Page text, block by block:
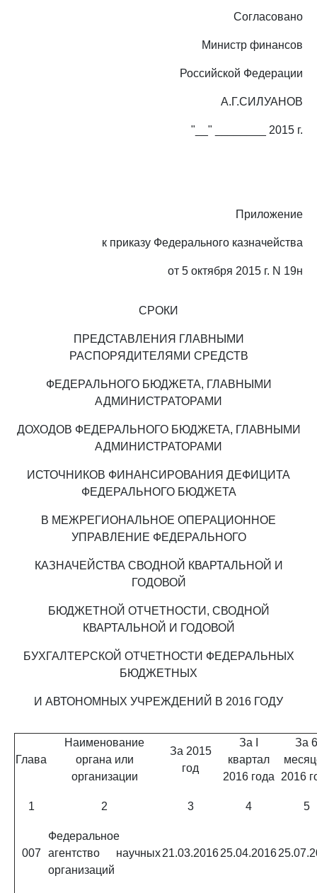
Согласовано
Министр финансов
Российской Федерации
А.Г.СИЛУАНОВ
"__" ________ 2015 г.
Приложение
к приказу Федерального казначейства
от 5 октября 2015 г. N 19н
СРОКИ
ПРЕДСТАВЛЕНИЯ ГЛАВНЫМИ
РАСПОРЯДИТЕЛЯМИ СРЕДСТВ
ФЕДЕРАЛЬНОГО БЮДЖЕТА, ГЛАВНЫМИ
АДМИНИСТРАТОРАМИ
ДОХОДОВ ФЕДЕРАЛЬНОГО БЮДЖЕТА, ГЛАВНЫМИ
АДМИНИСТРАТОРАМИ
ИСТОЧНИКОВ ФИНАНСИРОВАНИЯ ДЕФИЦИТА
ФЕДЕРАЛЬНОГО БЮДЖЕТА
В МЕЖРЕГИОНАЛЬНОЕ ОПЕРАЦИОННОЕ
УПРАВЛЕНИЕ ФЕДЕРАЛЬНОГО
КАЗНАЧЕЙСТВА СВОДНОЙ КВАРТАЛЬНОЙ И
ГОДОВОЙ
БЮДЖЕТНОЙ ОТЧЕТНОСТИ, СВОДНОЙ
КВАРТАЛЬНОЙ И ГОДОВОЙ
БУХГАЛТЕРСКОЙ ОТЧЕТНОСТИ ФЕДЕРАЛЬНЫХ
БЮДЖЕТНЫХ
И АВТОНОМНЫХ УЧРЕЖДЕНИЙ В 2016 ГОДУ
Глава
Наименование
органа или
организации
За 2015
год
За I
квартал
2016 года
За 6
2016
1 2 3 4 5
007
Федеральное
агентство научных
организаций
21.03.201625.04.2016